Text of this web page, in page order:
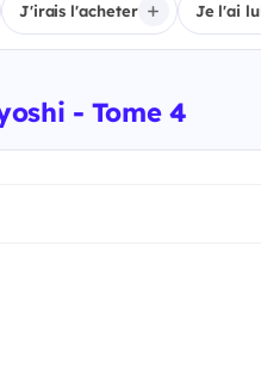
J'irais l'acheter Je l'ai lu
- Tome 4